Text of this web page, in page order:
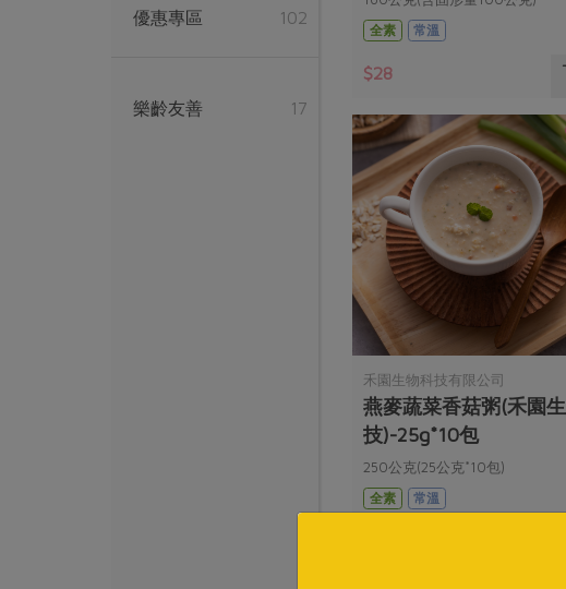
全素
常溫
$28
禾園生物科技有限公司
燕麥蔬菜香菇粥(禾園生
技)-25g*10包
250公克(25公克*10包)
全素
常溫
優惠專區 102
樂齡友善 17